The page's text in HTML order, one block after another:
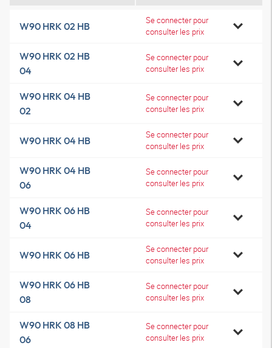
W90 HRK 02 HB
Se connecter pour
consulter les prix
W90 HRK 02 HB
04
Se connecter pour
consulter les prix
W90 HRK 04 HB
02
Se connecter pour
consulter les prix
W90 HRK 04 HB
Se connecter pour
consulter les prix
W90 HRK 04 HB
06
Se connecter pour
consulter les prix
W90 HRK 06 HB
04
Se connecter pour
consulter les prix
W90 HRK 06 HB
Se connecter pour
consulter les prix
W90 HRK 06 HB
08
Se connecter pour
consulter les prix
W90 HRK 08 HB
06
Se connecter pour
consulter les prix